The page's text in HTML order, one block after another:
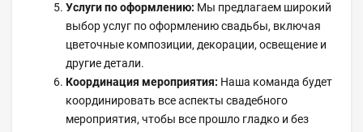
Услуги по оформлению: Мы предлагаем широкий
выбор услуг по оформлению свадьбы, включая
цветочные композиции, декорации, освещение и
другие детали.
Координация мероприятия: Наша команда будет
координировать все аспекты свадебного
мероприятия, чтобы все прошло гладко и без